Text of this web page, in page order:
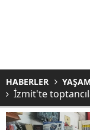
HABERLER YAŞAM
İzmit'te